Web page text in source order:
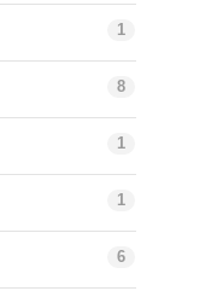
1
8
1
1
6